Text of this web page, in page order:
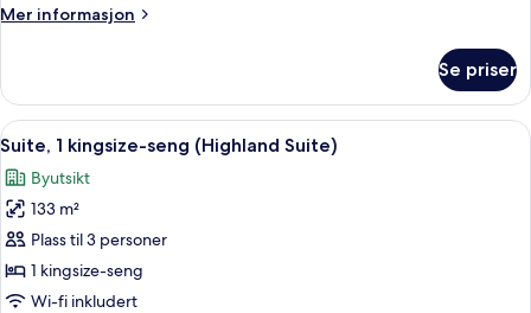
(Director's
Mer informasjon
Mer
1
kingsize-
seng
Suite)
Se priser
Åpne
alle
bildene
av
Suite,
1
kingsize-
Suite, 1 kingsize-seng (Highland
11
Suite, 1 kingsize-seng (Highland Suite)
Byutsikt
133 m²
Plass til 3 personer
1 kingsize-seng
Wi-fi inkludert